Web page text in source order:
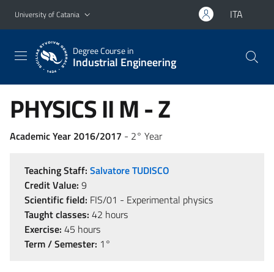
Go to main content
Go to navigation menu
University of Catania ITA
Degree Course in
Industrial Engineering
PHYSICS II M - Z
Academic Year 2016/2017 - 2° Year
Teaching Staff: Salvatore TUDISCO
Credit Value: 9
Scientific field: FIS/01 - Experimental physics
Taught classes: 42 hours
Exercise: 45 hours
Term / Semester: 1°